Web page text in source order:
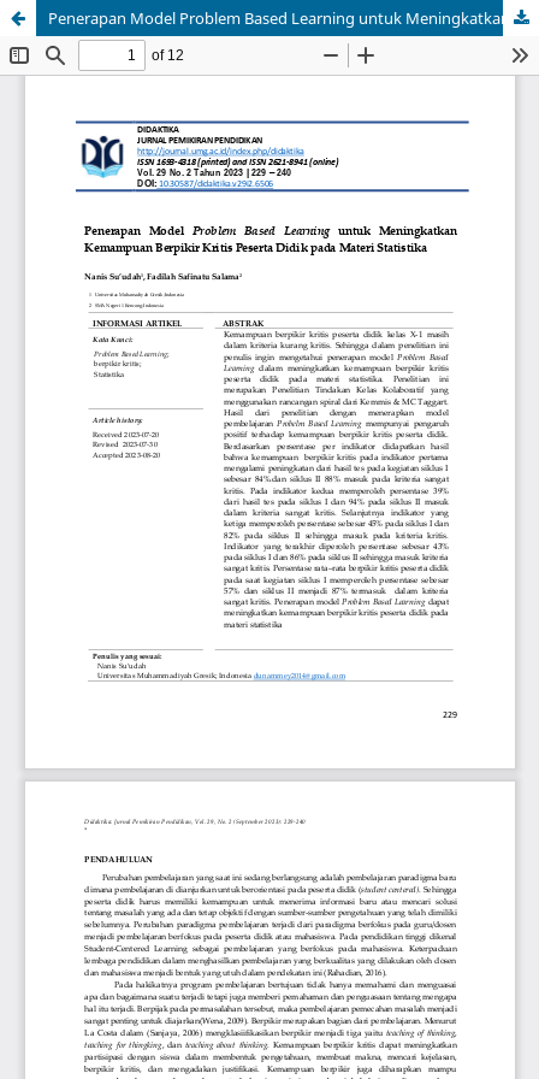
Penerapan Model Problem Based Learning untuk Meningkatkan Kemampuan Berpikir Kritis Peserta Didik pada Materi Statistika